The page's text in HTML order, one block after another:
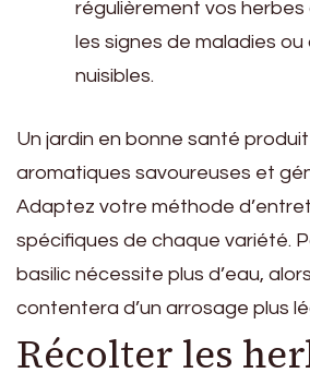
régulièrement vos
les signes de maladies ou
nuisibles.
Un jardin en bonne santé
aromatiques savoureuses et
Adaptez votre méthode
spécifiques de chaque variété.
basilic nécessite plus d’eau,
contentera d’un arrosage plus
Récolter les